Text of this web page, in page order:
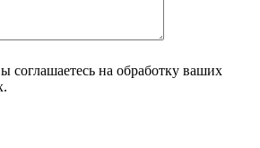
соглашаетесь на обработку ваших